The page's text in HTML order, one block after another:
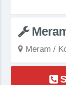
Meram /